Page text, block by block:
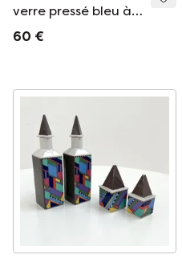
verre pressé bleu à
motif d'étoiles /
60 €